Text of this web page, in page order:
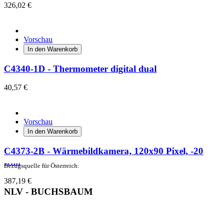
326,02 €
Vorschau
In den Warenkorb
C4340-1D - Thermometer digital dual
40,57 €
Vorschau
In den Warenkorb
C4373-2B - Wärmebildkamera, 120x90 Pixel, -20
…...
387,19 €
Bezugsquelle für Österreich:
NLV - BUCHSBAUM